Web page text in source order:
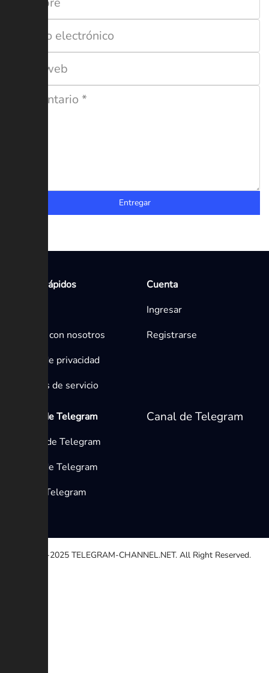
Entregar
Enlaces rápidos
Contacta con nosotros
Política de privacidad
Términos de servicio
Cuenta
Ingresar
Registrarse
Medios de Telegram
Canales de Telegram
Grupos de Telegram
Bots de Telegram
Canal de Telegram
© 2020-2025 TELEGRAM-CHANNEL.NET. All Right Reserved.